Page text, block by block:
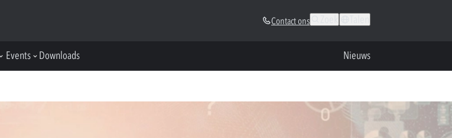
Contact ons
Events Downloads Nieuws